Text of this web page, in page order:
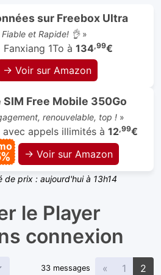
sur Freebox Ultra
Fiable et Rapide! 👌»
Fanxiang 1To à 134,99€
→ Voir sur Amazon
SIM Free Mobile 350Go
renouvelable, top !»
avec appels illimités à 12,99€
→ Voir sur Amazon
de prix : aujourd'hui à 13h14
le Player
connexion
33 messages « Précédente
1 2